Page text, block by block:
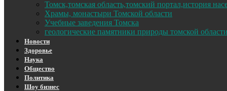
Томск,томская область,томский портал,история
Храмы, монастыри Томской области
Учебные заведения Томска
геологические памятники природы томской области
Новости
Здоровье
Наука
Общество
Политика
Шоу бизнес